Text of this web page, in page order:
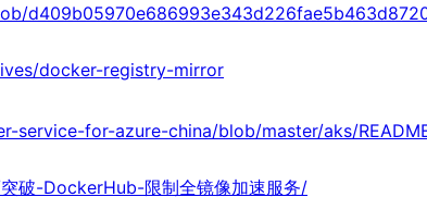
docker-registry-mirror
service-for-azure-china/blob/master/aks/
-DockerHub-限制全镜像加速服务/